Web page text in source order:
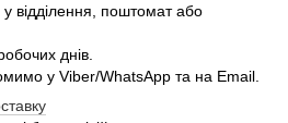
відділення, поштомат або
днів.
у Viber/WhatsApp та на Email.